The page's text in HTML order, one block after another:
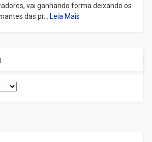
vai ganhando forma deixando os
das pr... Leia Mais